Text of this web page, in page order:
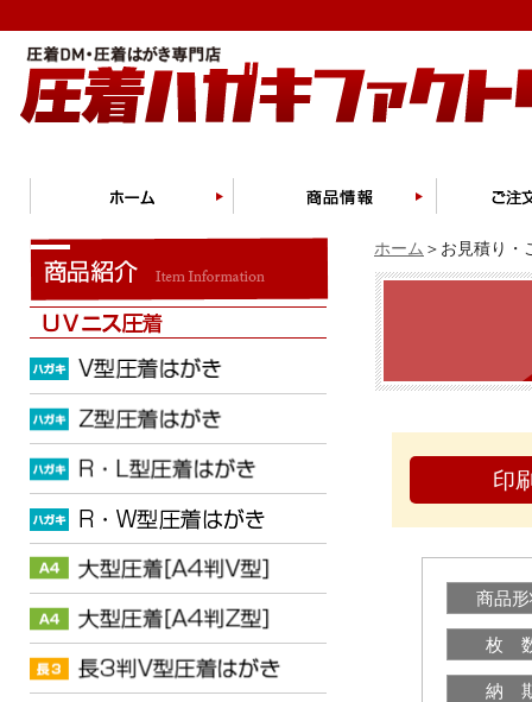
ホーム ＞お見積り・
印
商品
枚
納